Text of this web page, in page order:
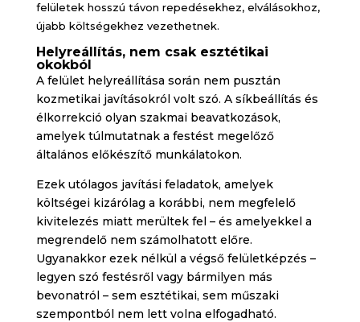
felületek hosszú távon repedésekhez, elválásokhoz,
újabb költségekhez vezethetnek.
Helyreállítás, nem csak esztétikai
okokból
A felület helyreállítása során nem pusztán
kozmetikai javításokról volt szó. A síkbeállítás és
élkorrekció olyan szakmai beavatkozások,
amelyek túlmutatnak a festést megelőző
általános előkészítő munkálatokon.
Ezek utólagos javítási feladatok, amelyek
költségei kizárólag a korábbi, nem megfelelő
kivitelezés miatt merültek fel – és amelyekkel a
megrendelő nem számolhatott előre.
Ugyanakkor ezek nélkül a végső felületképzés –
legyen szó festésről vagy bármilyen más
bevonatról – sem esztétikai, sem műszaki
szempontból nem lett volna elfogadható.